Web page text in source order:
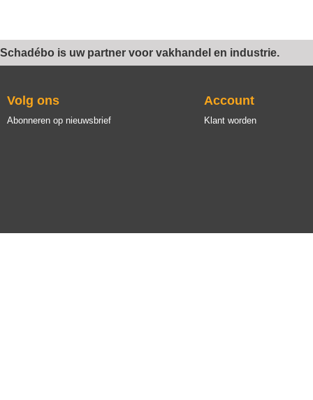
Schadébo is uw partner voor vakhandel en industrie.
Volg ons
Abonneren op nieuwsbrief
Account
Klant worden